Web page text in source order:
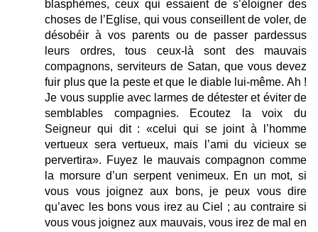
blasphèmes, ceux qui essaient de s’éloigner des
choses de l’Eglise, qui vous conseillent de voler, de
désobéir à vos parents ou de passer pardessus
leurs ordres, tous ceux-là sont des mauvais
compagnons, serviteurs de Satan, que vous devez
fuir plus que la peste et que le diable lui-même. Ah !
Je vous supplie avec larmes de détester et éviter de
semblables compagnies. Ecoutez la voix du
Seigneur qui dit : «celui qui se joint à l’homme
vertueux sera vertueux, mais l’ami du vicieux se
pervertira». Fuyez le mauvais compagnon comme
la morsure d’un serpent venimeux. En un mot, si
vous vous joignez aux bons, je peux vous dire
qu’avec les bons vous irez au Ciel ; au contraire si
vous vous joignez aux mauvais, vous irez de mal en